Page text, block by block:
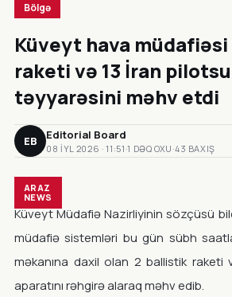
Bölgə
Küveyt hava
raketi və 13 İran
təyyarəsini məhv etdi
EB Editorial Board
08 IYL 2026 · 11:51 ·1 DƏQ OXU ·43 BAXIŞ
ARAZ
NEWS
Küveyt Müdafiə Nazirliyinin sözçüsü
müdafiə sistemləri bu gün sübh
məkanına daxil olan 2 ballistik
aparatını rəhgirə alaraq məhv edib.